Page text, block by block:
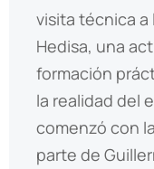
visita técnica a
Hedisa, una
formación
la realidad del
comenzó con
parte de